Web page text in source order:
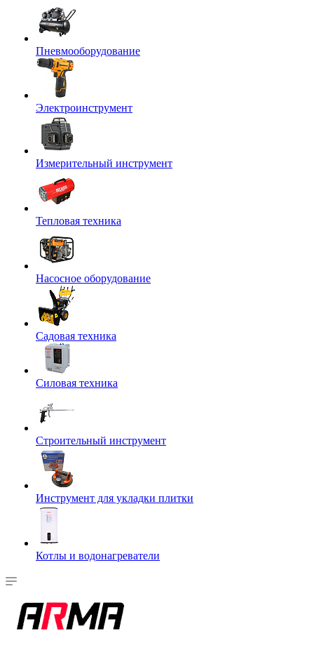
Пневмооборудование
Электроинструмент
Измерительный инструмент
Тепловая техника
Насосное оборудование
Садовая техника
Силовая техника
Строительный инструмент
Инструмент для укладки плитки
Котлы и водонагреватели